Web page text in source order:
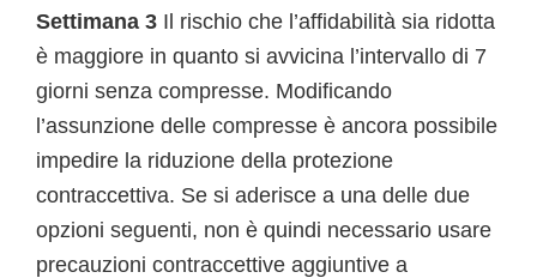
Settimana 3 Il rischio che l’affidabilità sia ridotta
è maggiore in quanto si avvicina l’intervallo di 7
giorni senza compresse. Modificando
l’assunzione delle compresse è ancora possibile
impedire la riduzione della protezione
contraccettiva. Se si aderisce a una delle due
opzioni seguenti, non è quindi necessario usare
precauzioni contraccettive aggiuntive a